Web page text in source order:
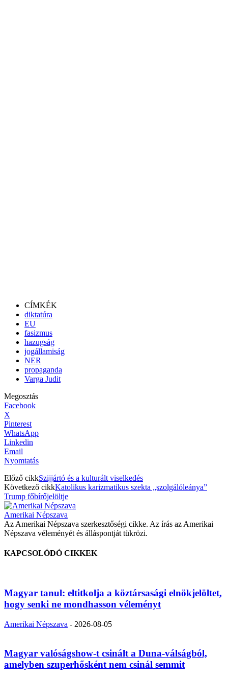
CÍMKÉK
diktatúra
EU
fasizmus
hazugság
jogállamiság
NER
propaganda
Varga Judit
Megosztás
Facebook
X
Pinterest
WhatsApp
Linkedin
Email
Nyomtatás
Előző cikkSzijjártó és a kulturált viselkedés
Következő cikkKatolikus karizmatikus szekta „szolgálóleánya”
Trump főbírőjelöltje
Amerikai Népszava
Az Amerikai Népszava szerkesztőségi cikke. Az írás az Amerikai
Népszava véleményét és álláspontját tükrözi.
KAPCSOLÓDÓ CIKKEK
Magyar tanul: eltitkolja a köztársasági elnökjelöltet,
hogy senki ne mondhasson véleményt
Amerikai Népszava - 2026-08-05
Magyar valóságshow-t csinált a Duna-válságból,
amelyben szuperhősként nem csinál semmit